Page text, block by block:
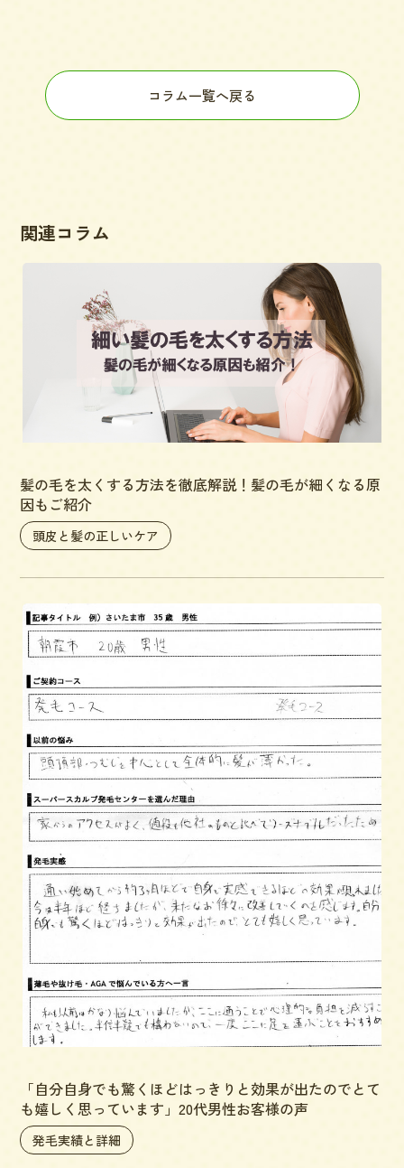
コラム一覧へ戻る
関連コラム
髪の毛を太くする方法を徹底解説！髪の毛が細くなる原
因もご紹介
頭皮と髪の正しいケア
「自分自身でも驚くほどはっきりと効果が出たのでとて
も嬉しく思っています」20代男性お客様の声
発毛実績と詳細